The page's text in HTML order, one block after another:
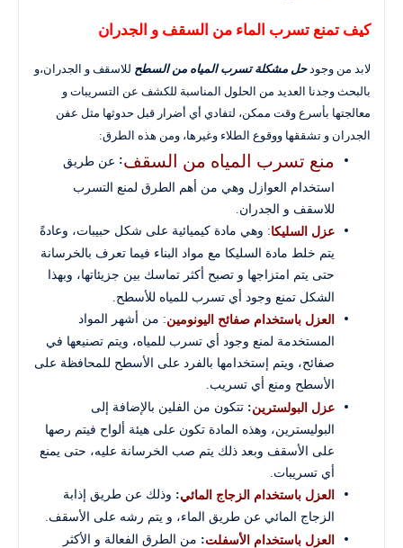
كيف تمنع تسرب الماء من السقف و الجدران
لابد من وجود حل مشكلة تسرب المياه من السطح للاسقف و الجدران،و
بالبحث وجدنا العديد من الحلول المناسبة للكشف عن التسريبات و
معالجتها بأسرع وقت ممكن، لتفادي أي أضرار قبل حدوثها مثل عفن
الجدران و تشققها ووقوع الطلاء وغيرها، ومن هذه الطرق:
منع تسرب المياه من السقف: عن طريق
استخدام العوازل وهي من أهم الطرق لمنع التسرب
للاسقف و الجدران.
عزل السليكا: وهي مادة كيميائية على شكل حبيبات، وعادةً
يتم خلط مادة السليكا مع مواد البناء فيما تعرف بالخرسانة
حتى يتم امتزاجها و تصبح أكثر تماسك بين جزيئاتها، وبهذا
الشكل تمنع وجود أي تسرب للمياه للأسطح.
العزل باستخدام صفائح اليونومين: من أشهر المواد
المستخدمة لمنع وجود أي تسرب للمياه، ويتم تصنيعها في
صفائح، ويتم إستخدامها بالفرد على الأسطح للمحافظة على
الأسطح ومنع أي تسريب.
عزل البولسترين: تتكون من الفلين بالإضافة إلى
البوليسترين، وهذه المادة تكون على هيئة ألواح فيتم رصها
على الأسقف وبعد ذلك يتم صب الخرسانة عليه، حتى يمنع
أي تسريبات.
العزل باستخدام الزجاج المائي: وذلك عن طريق إذابة
الزجاج المائي عن طريق الماء، و يتم رشه على الأسقف.
العزل باستخدام الأسفلت: من الطرق الفعالة و الأكثر